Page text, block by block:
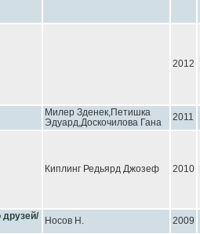
2012
Милер Зденек,Петишка
Эдуард,Доскочилова Гана
2011
Киплинг Редьярд Джозеф 2010
друзей/
Носов Н. 2009